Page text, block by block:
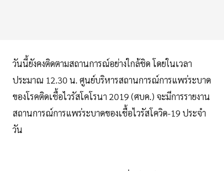
วันนี้ยังคงติดตามสถานการณ์อย่างใกล้ชิด โดยในเวลา
ประมาณ 12.30 น. ศูนย์บริหารสถานการณ์การแพร่ระบาด
ของโรคติดเชื้อไวรัสโคโรนา 2019 (ศบค.) จะมีการรายงาน
สถานการณ์การแพร่ระบาดของเชื้อไวรัสโควิด-19 ประจำ
วัน